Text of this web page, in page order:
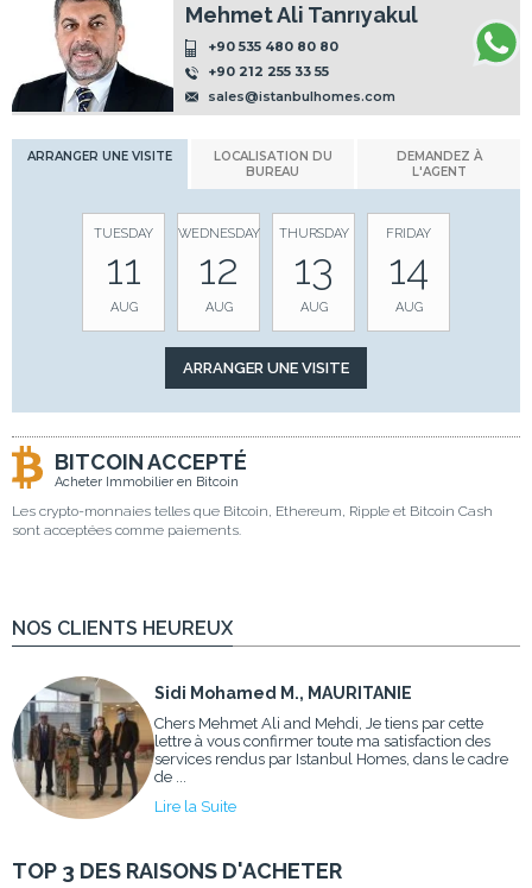
Mehmet Ali Tanrıyakul
+90 535 480 80 80
+90 212 255 33 55
sales@istanbulhomes.com
ARRANGER UNE VISITE
LOCALISATION DU
BUREAU
DEMANDEZ À
L'AGENT
TUESDAY
11
AUG
WEDNESDAY
12
AUG
THURSDAY
13
AUG
FRIDAY
14
AUG
BITCOIN ACCEPTÉ
Acheter Immobilier en Bitcoin
Les crypto-monnaies telles que Bitcoin, Ethereum, Ripple et Bitcoin Cash
sont acceptées comme paiements.
NOS CLIENTS HEUREUX
Sidi Mohamed M., MAURITANIE
Chers Mehmet Ali and Mehdi, Je tiens par cette
lettre à vous confirmer toute ma satisfaction des
services rendus par Istanbul Homes, dans le cadre
de ...
Lire la Suite
TOP 3 DES RAISONS D'ACHETER